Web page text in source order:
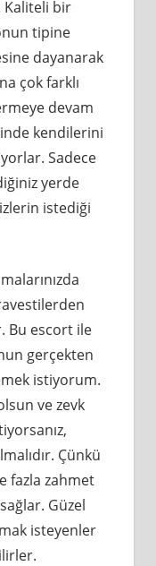
Kaliteli bir
tipine
dayanarak
çok farklı
devam
kendilerini
Sadece
yerde
istediği
Bu escort ile
gerçekten
istiyorum.
ve zevk
Çünkü
fazla zahmet
Güzel
isteyenler